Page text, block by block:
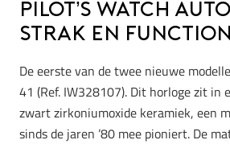
Pilot’s Watch
Strak en
De eerste van de twee nieuwe
41 (Ref. IW328107). Dit horloge zit in
zwart zirkoniumoxide keramiek, een
sinds de jaren ’80 mee pioniert. De